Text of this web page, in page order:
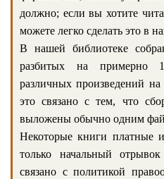
должно; если вы хотите
можете легко сделать это в
В нашей библиотеке
разбитых на примерно
различных произведений
это связано с тем, что
выложены обычно одним
Некоторые книги платные
только начальный
связано с политикой